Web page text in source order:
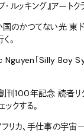
・ルッキング』アートク
国のかつてない光 東
。
「Silly Boy
刊100年記念 読者リ
ックする。
フリカ、手仕事の宇